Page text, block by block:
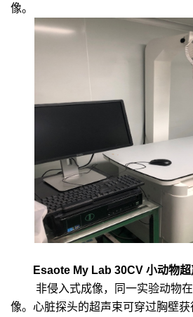
像。
Esaote My Lab 30CV 小动物
非侵入式成像，同一实验动物
像。心脏探头的超声束可穿过胸壁